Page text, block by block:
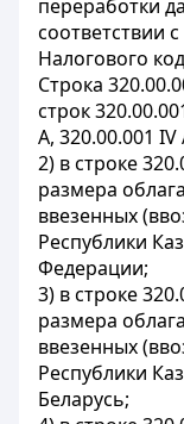
переработки
соответствии
Налогового
Строка
строк
А, 320.00.001 IV
2) в строке
размера
ввезенных
Республики
Федерации;
3) в строке
размера
ввезенных
Республики
Беларусь;